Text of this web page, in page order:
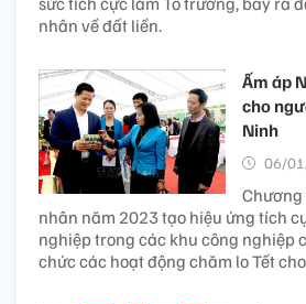
nhân về đất liền.
Ấm áp
cho
Ninh
06/
nhân năm 2023 tạo hiệu ứng tích
nghiệp trong các khu công nghiệp
chức các hoạt động chăm lo Tết